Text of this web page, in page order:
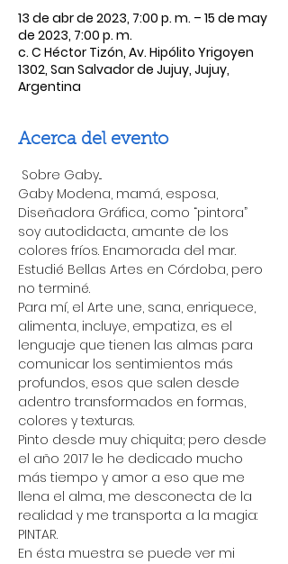
13 de abr de 2023, 7:00 p. m. – 15 de may
de 2023, 7:00 p. m.
c. C Héctor Tizón, Av. Hipólito Yrigoyen
1302, San Salvador de Jujuy, Jujuy,
Argentina
Acerca del evento
Sobre Gaby...
Gaby Modena, mamá, esposa,
Diseñadora Gráfica, como “pintora”
soy autodidacta, amante de los
colores fríos. Enamorada del mar.
Estudié Bellas Artes en Córdoba, pero
no terminé.
Para mí, el Arte une, sana, enriquece,
alimenta, incluye, empatiza, es el
lenguaje que tienen las almas para
comunicar los sentimientos más
profundos, esos que salen desde
adentro transformados en formas,
colores y texturas.
Pinto desde muy chiquita; pero desde
el año 2017 le he dedicado mucho
más tiempo y amor a eso que me
llena el alma, me desconecta de la
realidad y me transporta a la magia:
PINTAR.
En ésta muestra se puede ver mi